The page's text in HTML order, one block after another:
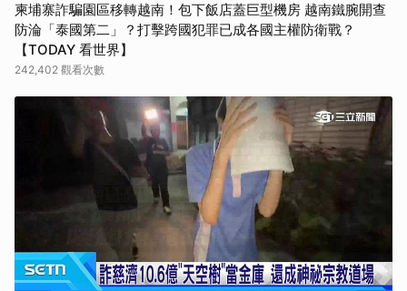
柬埔寨詐騙園區移轉越南！包下飯店蓋巨型機房 越南鐵腕開查
防淪「泰國第二」？打擊跨國犯罪已成各國主權防衛戰？
【TODAY 看世界】
242,402 觀看次數